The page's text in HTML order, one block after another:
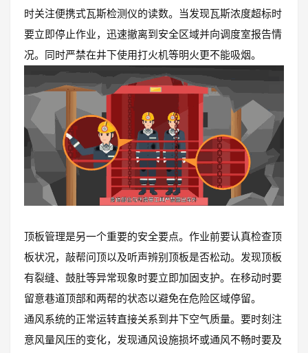
时关注便携式瓦斯检测仪的读数。当发现瓦斯浓度超标时
要立即停止作业，迅速撤离到安全区域并向调度室报告情
况。同时严禁在井下使用打火机等明火更不能吸烟。
顶板管理是另一个重要的安全要点。作业前要认真检查顶
板状况，敲帮问顶以及听声辨别顶板是否松动。发现顶板
有裂缝、鼓肚等异常现象时要立即加固支护。在移动时要
留意巷道顶部和两帮的状态以避免在危险区域停留。
通风系统的正常运转直接关系到井下空气质量。要时刻注
意风量风压的变化，发现通风设施损坏或通风不畅时要及